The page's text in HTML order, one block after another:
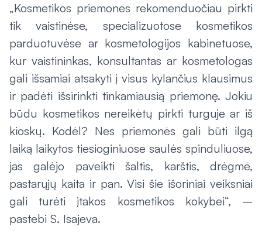
„Kosmetikos priemones rekomenduočiau pirkti
tik vaistinėse, specializuotose kosmetikos
parduotuvėse ar kosmetologijos kabinetuose,
kur vaistininkas, konsultantas ar kosmetologas
gali išsamiai atsakyti į visus kylančius klausimus
ir padėti išsirinkti tinkamiausią priemonę. Jokiu
būdu kosmetikos nereikėtų pirkti turguje ar iš
kioskų. Kodėl? Nes priemonės gali būti ilgą
laiką laikytos tiesioginiuose saulės spinduliuose,
jas galėjo paveikti šaltis, karštis, drėgmė,
pastarųjų kaita ir pan. Visi šie išoriniai veiksniai
gali turėti įtakos kosmetikos kokybei“, –
pastebi S. Isajeva.